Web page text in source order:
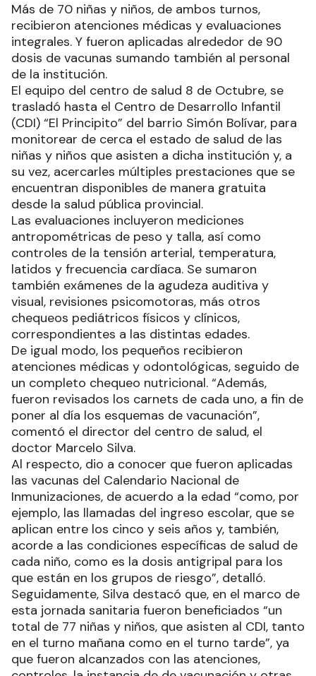
Más de 70 niñas y niños, de ambos turnos,
recibieron atenciones médicas y evaluaciones
integrales. Y fueron aplicadas alrededor de 90
dosis de vacunas sumando también al personal
de la institución.
El equipo del centro de salud 8 de Octubre, se
trasladó hasta el Centro de Desarrollo Infantil
(CDI) “El Principito” del barrio Simón Bolívar, para
monitorear de cerca el estado de salud de las
niñas y niños que asisten a dicha institución y, a
su vez, acercarles múltiples prestaciones que se
encuentran disponibles de manera gratuita
desde la salud pública provincial.
Las evaluaciones incluyeron mediciones
antropométricas de peso y talla, así como
controles de la tensión arterial, temperatura,
latidos y frecuencia cardíaca. Se sumaron
también exámenes de la agudeza auditiva y
visual, revisiones psicomotoras, más otros
chequeos pediátricos físicos y clínicos,
correspondientes a las distintas edades.
De igual modo, los pequeños recibieron
atenciones médicas y odontológicas, seguido de
un completo chequeo nutricional. “Además,
fueron revisados los carnets de cada uno, a fin de
poner al día los esquemas de vacunación”,
comentó el director del centro de salud, el
doctor Marcelo Silva.
Al respecto, dio a conocer que fueron aplicadas
las vacunas del Calendario Nacional de
Inmunizaciones, de acuerdo a la edad “como, por
ejemplo, las llamadas del ingreso escolar, que se
aplican entre los cinco y seis años y, también,
acorde a las condiciones específicas de salud de
cada niño, como es la dosis antigripal para los
que están en los grupos de riesgo”, detalló.
Seguidamente, Silva destacó que, en el marco de
esta jornada sanitaria fueron beneficiados “un
total de 77 niñas y niños, que asisten al CDI, tanto
en el turno mañana como en el turno tarde”, ya
que fueron alcanzados con las atenciones,